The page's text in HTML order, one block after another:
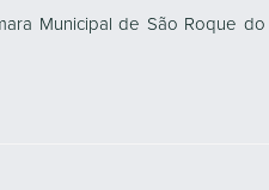
Municipal de São Roque do